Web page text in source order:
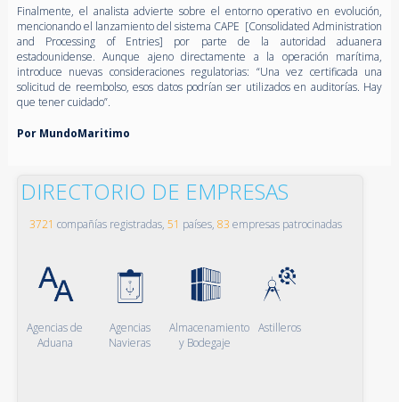
Finalmente, el analista advierte sobre el entorno operativo en evolución,
mencionando el lanzamiento del sistema CAPE [Consolidated Administration
and Processing of Entries] por parte de la autoridad aduanera
estadounidense. Aunque ajeno directamente a la operación marítima,
introduce nuevas consideraciones regulatorias: “Una vez certificada una
solicitud de reembolso, esos datos podrían ser utilizados en auditorías. Hay
que tener cuidado”.
Por MundoMaritimo
DIRECTORIO DE EMPRESAS
3721 compañías registradas, 51 países, 83 empresas patrocinadas
Agencias de
Aduana
Agencias
Navieras
Almacenamiento
y Bodegaje
Astilleros